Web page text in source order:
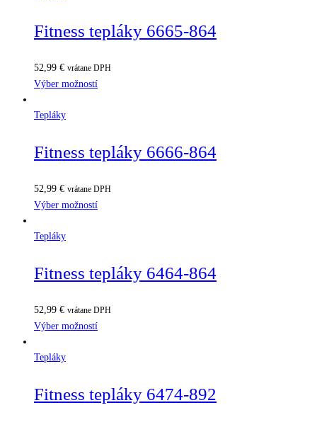
Fitness tepláky 6665-864
52,99 € vrátane DPH
Výber možností
Tepláky
Fitness tepláky 6666-864
52,99 € vrátane DPH
Výber možností
Tepláky
Fitness tepláky 6464-864
52,99 € vrátane DPH
Výber možností
Tepláky
Fitness tepláky 6474-892